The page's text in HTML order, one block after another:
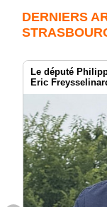
DERNIERS
Le député
Eric